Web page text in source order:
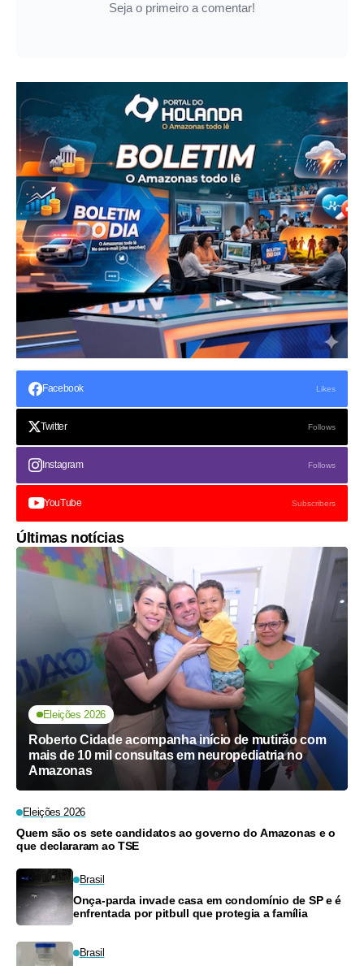
Seja o primeiro a comentar!
Facebook Likes
Twitter Follows
Instagram Follows
YouTube Subscribers
Últimas notícias
Eleições 2026
Roberto Cidade acompanha início de mutirão com
mais de 10 mil consultas em neuropediatria no
Amazonas
Eleições 2026
Quem são os sete candidatos ao governo do Amazonas e o
que declararam ao TSE
Brasil
Onça-parda invade casa em condomínio de SP e é
enfrentada por pitbull que protegia a família
Brasil